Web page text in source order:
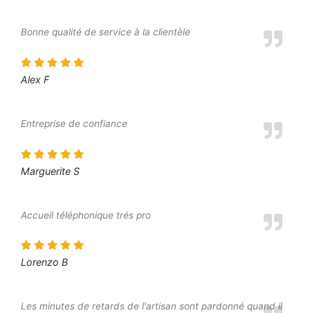
Bonne qualité de service à la clientèle
Alex F
Entreprise de confiance
Marguerite S
Accueil téléphonique trés pro
Lorenzo B
Les minutes de retards de l'artisan sont pardonné quand il